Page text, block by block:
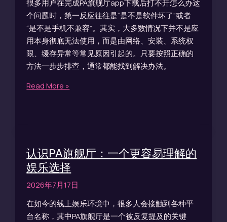
很多用户在完成PA旗舰厅app下载后打不开怎么办这
个问题时，第一反应往往是“是不是软件坏了”或者
“是不是手机不兼容”。其实，大多数情况下并不是应
用本身彻底无法使用，而是由网络、安装、系统权
限、缓存异常等常见原因引起的。只要按照正确的
方法一步步排查，通常都能找到解决办法。
Read More »
认识PA旗舰厅：一个更容易理解的
娱乐选择
2026年7月17日
在如今的线上娱乐环境中，很多人会接触到各种平
台名称，其中PA旗舰厅是一个被反复提及的关键